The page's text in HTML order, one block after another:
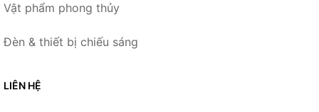
Vật phẩm phong thủy
Đèn & thiết bị chiếu sáng
LIÊN HỆ